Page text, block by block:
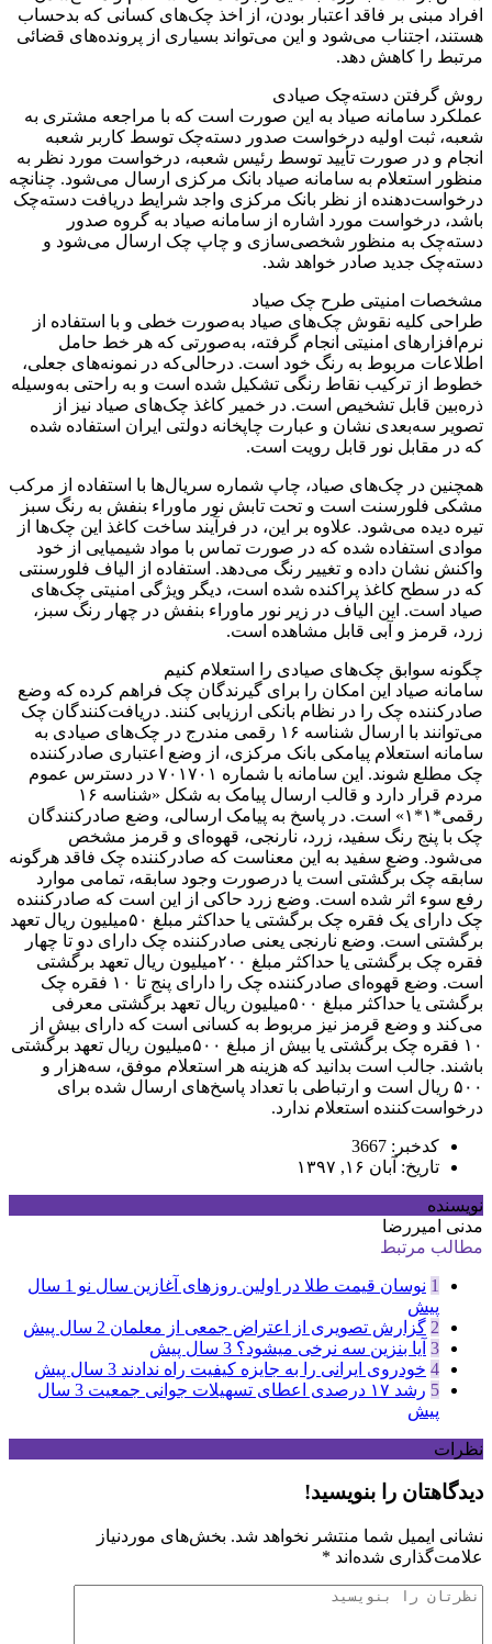
افراد مبنی بر فاقد اعتبار بودن، از اخذ چک‌های کسانی که بدحساب
هستند، اجتناب می‌شود و این می‌تواند بسیاری از پرونده‌های قضائی
مرتبط را کاهش دهد.
روش گرفتن دسته‌چک صیادی
عملکرد سامانه صیاد به این صورت است که با مراجعه مشتری به
شعبه، ثبت اولیه درخواست صدور دسته‌چک توسط کاربر شعبه
انجام و در صورت تأیید توسط رئیس شعبه، درخواست مورد نظر به
منظور استعلام به سامانه صیاد بانک مرکزی ارسال می‌شود. چنانچه
درخواست‌دهنده از نظر بانک مرکزی واجد شرایط دریافت دسته‌چک
باشد، درخواست مورد اشاره از سامانه صیاد به گروه صدور
دسته‌چک به منظور شخصی‌سازی و چاپ چک ارسال می‌شود و
دسته‌چک جدید صادر خواهد شد.
مشخصات امنیتی طرح چک صیاد
طراحی کلیه نقوش چک‌های صیاد به‌صورت خطی و با استفاده از
نرم‌افزار‌های امنیتی انجام گرفته، به‌صورتی که هر خط حامل
اطلاعات مربوط به رنگ خود است. درحالی‌که در نمونه‌های جعلی،
خطوط از ترکیب نقاط رنگی تشکیل شده ‌است و به راحتی به‌وسیله
ذره‌بین قابل تشخیص است. در خمیر کاغذ چک‌های صیاد نیز از
تصویر سه‌بعدی نشان و عبارت چاپخانه دولتی ایران استفاده شده
که در مقابل نور قابل رویت است.
همچنین در چک‌های صیاد، چاپ شماره سریال‌ها با استفاده از مرکب
مشکی فلورسنت است و تحت تابش نور ماوراء بنفش به رنگ سبز
تیره دیده می‌شود. علاوه بر این، در فرآیند ساخت کاغذ این چک‌ها از
موادی استفاده شده که در صورت تماس با مواد شیمیایی از خود
واکنش نشان داده و تغییر رنگ می‌دهد. استفاده از الیاف فلورسنتی
که در سطح کاغذ پراکنده شده‌ است، دیگر ویژگی امنیتی چک‌های
صیاد است. این الیاف در زیر نور ماوراء بنفش در چهار رنگ سبز،
زرد، قرمز و آبی قابل مشاهده است.
چگونه سوابق چک‌های صیادی را استعلام کنیم
سامانه صیاد این امکان را برای گیرندگان چک فراهم کرده که وضع
صادر‌کننده چک را در نظام بانکی ارزیابی کنند. دریافت‌کنندگان چک
می‌توانند با ارسال شناسه ۱۶ رقمی مندرج در چک‌های صیادی به
سامانه استعلام پیامکی بانک مرکزی، از وضع اعتباری صادرکننده
چک مطلع شوند. این سامانه با شماره ۷۰۱۷۰۱ در دسترس عموم
مردم قرار دارد و قالب ارسال پیامک به شکل «شناسه ۱۶
رقمی*۱*۱» است. در پاسخ به پیامک ارسالی، وضع صادرکنندگان
چک با پنج رنگ سفید، زرد، نارنجی، قهوه‌ای و قرمز مشخص
می‌شود. وضع سفید به این معناست که صادرکننده چک فاقد هرگونه
سابقه چک برگشتی است یا درصورت وجود سابقه، تمامی موارد
رفع سوء اثر شده است. وضع زرد حاکی از این است که صادرکننده
چک دارای یک فقره چک برگشتی یا حداکثر مبلغ ۵۰‌میلیون ریال تعهد
برگشتی است. وضع نارنجی یعنی صادرکننده چک دارای دو تا چهار
فقره چک برگشتی یا حداکثر مبلغ ۲۰۰‌میلیون ریال تعهد برگشتی
است. وضع قهوه‌ای صادرکننده چک را دارای پنج تا ۱۰ فقره چک
برگشتی یا حداکثر مبلغ ۵۰۰‌میلیون ریال تعهد برگشتی معرفی
می‌کند و وضع قرمز نیز مربوط به کسانی است که دارای بیش از
۱۰ فقره چک برگشتی یا بیش از مبلغ ۵۰۰‌میلیون ریال تعهد برگشتی
باشند. جالب است بدانید که هزینه هر استعلام موفق، سه‌هزار و
۵۰۰ ریال است و ارتباطی با تعداد پاسخ‌های ارسال شده برای
درخواست‌کننده استعلام ندارد.
کدخبر: 3667
تاریخ: آبان ۱۶, ۱۳۹۷
نویسنده
مدنی امیررضا
مطالب مرتبط
1 نوسان قیمت طلا در اولین روزهای آغازین سال نو
1 سال
پیش
2 گزارش تصویری از اعتراض جمعی از معلمان 2 سال پیش
3 آیا بنزین سه نرخی میشود؟ 3 سال پیش
4 خودروی ایرانی را به جایزه کیفیت راه ندادند 3 سال پیش
5 رشد ۱۷ درصدی اعطای تسهیلات جوانی جمعیت
3 سال
پیش
نظرات
دیدگاهتان را بنویسید!
نشانی ایمیل شما منتشر نخواهد شد. بخش‌های موردنیاز
علامت‌گذاری شده‌اند *